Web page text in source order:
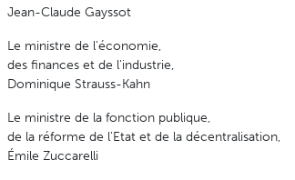
Jean-Claude Gayssot
Le ministre de l'économie,
des finances et de l'industrie,
Dominique Strauss-Kahn
Le ministre de la fonction publique,
de la réforme de l'Etat et de la décentralisation,
Émile Zuccarelli